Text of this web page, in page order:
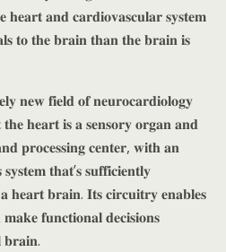
𝐚𝐧𝐝 𝐜𝐚𝐫𝐝𝐢𝐨𝐯𝐚𝐬𝐜𝐮𝐥𝐚𝐫 𝐬𝐲𝐬𝐭𝐞𝐦
𝐭𝐨 𝐭𝐡𝐞 𝐛𝐫𝐚𝐢𝐧 𝐭𝐡𝐚𝐧 𝐭𝐡𝐞 𝐛𝐫𝐚𝐢𝐧 𝐢𝐬
𝐧𝐞𝐰 𝐟𝐢𝐞𝐥𝐝 𝐨𝐟 𝐧𝐞𝐮𝐫𝐨𝐜𝐚𝐫𝐝𝐢𝐨𝐥𝐨𝐠𝐲
𝐭𝐡𝐞 𝐡𝐞𝐚𝐫𝐭 𝐢𝐬 𝐚 𝐬𝐞𝐧𝐬𝐨𝐫𝐲 𝐨𝐫𝐠𝐚𝐧 𝐚𝐧𝐝
𝐩𝐫𝐨𝐜𝐞𝐬𝐬𝐢𝐧𝐠 𝐜𝐞𝐧𝐭𝐞𝐫, 𝐰𝐢𝐭𝐡 𝐚𝐧
𝐭𝐡𝐚𝐭’𝐬 𝐬𝐮𝐟𝐟𝐢𝐜𝐢𝐞𝐧𝐭𝐥𝐲
𝐡𝐞𝐚𝐫𝐭 𝐛𝐫𝐚𝐢𝐧. 𝐈𝐭𝐬 𝐜𝐢𝐫𝐜𝐮𝐢𝐭𝐫𝐲 𝐞𝐧𝐚𝐛𝐥𝐞𝐬
𝐟𝐮𝐧𝐜𝐭𝐢𝐨𝐧𝐚𝐥 𝐝𝐞𝐜𝐢𝐬𝐢𝐨𝐧𝐬